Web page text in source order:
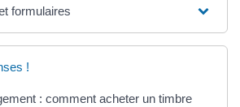
formulaires
!
: comment acheter un timbre